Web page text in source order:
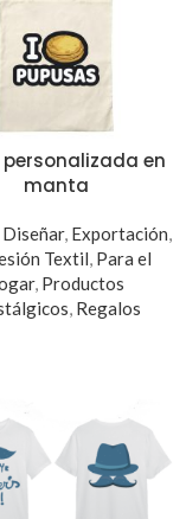
personalizada en
manta
Diseñar, Exportación,
Textil, Para el
, Productos
, Regalos